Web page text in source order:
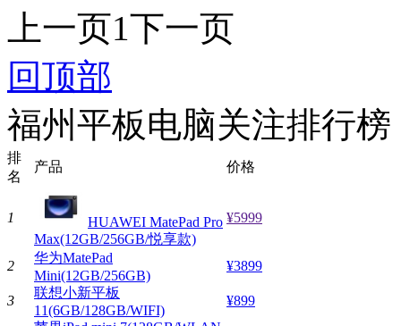
上一页1下一页
回顶部
福州平板电脑关注排行榜
排
名
产品 价格
1
HUAWEI MatePad Pro
Max(12GB/256GB/悦享款)
¥5999
2
华为MatePad
Mini(12GB/256GB)
¥3899
3
联想小新平板
11(6GB/128GB/WIFI)
¥899